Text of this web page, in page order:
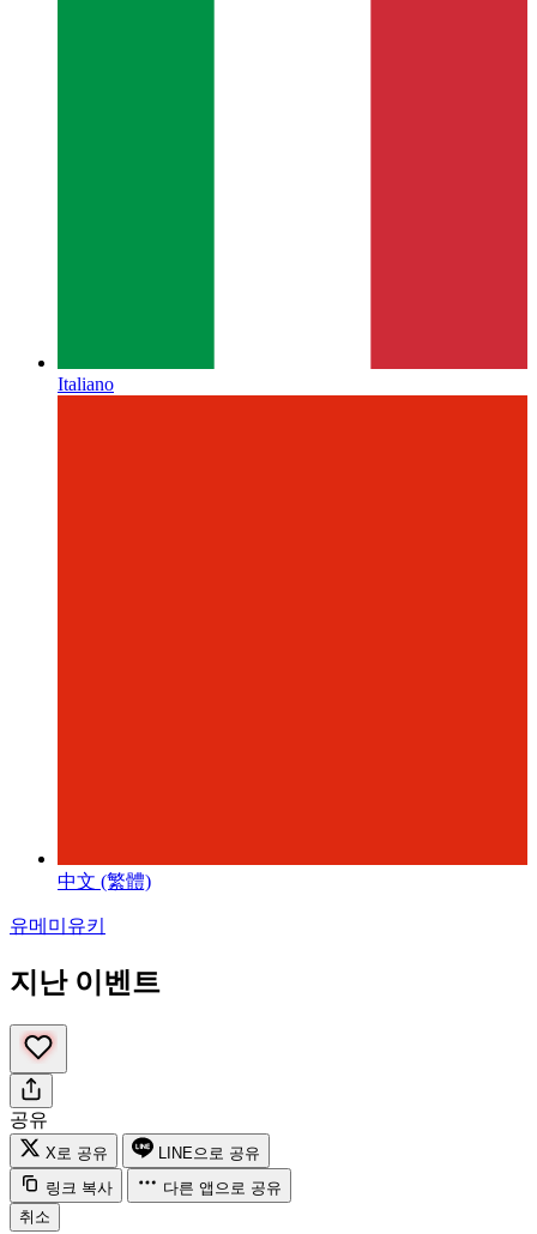
Italiano
中文 (繁體)
유메미유키
지난 이벤트
공유
X로 공유
LINE으로 공유
링크 복사
다른 앱으로 공유
취소